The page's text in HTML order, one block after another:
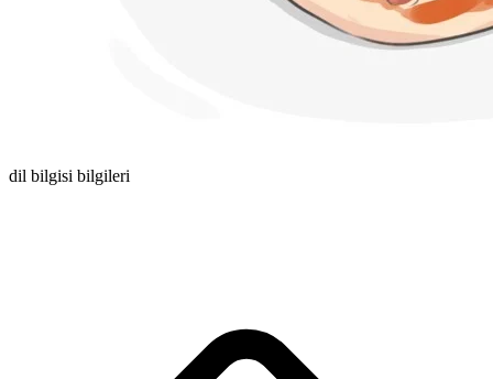
dil bilgisi bilgileri